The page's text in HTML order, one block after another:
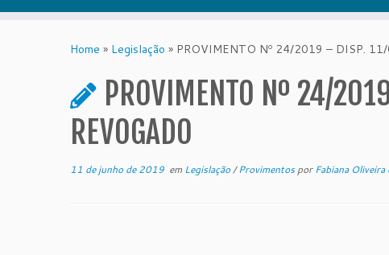
Home » Legislação » PROVIMENTO Nº 24/2019 – DISP.
PROVIMENTO Nº 24/
REVOGADO
11 de junho de 2019 em Legislação/ProvimentosporFabiana Oliveira